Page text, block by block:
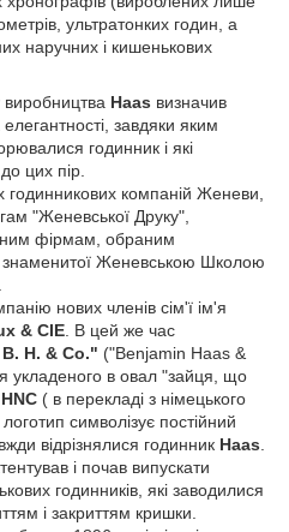
ультратонких годин, а
наручних і кишенькових
виробництва Haas визначив
завдяки яким
годинник і які
цих пір.
годинникових компаній Женеви,
"Женевської Друку",
фірмам, обраним
знаменитої Женевською Школою
нових членів сім'ї ім'я
& CIE . В цей же час
B. H. & Co." ("Benjamin Haas &
укладеного в овал "зайця, що
HNC ( в перекладі з німецького
символізує постійний
відрізнялися годинник Haas
і почав випускати
годинників, які заводилися
і закриттям кришки.